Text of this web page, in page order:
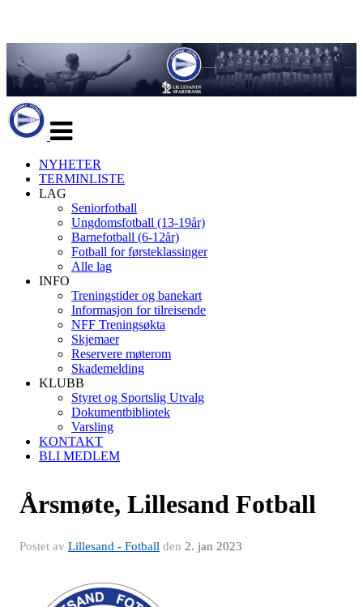
navigasjon
NYHETER
TERMINLISTE
LAG
Seniorfotball
Ungdomsfotball (13-19år)
Barnefotball (6-12år)
Fotball for førsteklassinger
Alle lag
INFO
Treningstider og banekart
Informasjon for tilreisende
NFF Treningsøkta
Skjemaer
Reservere møterom
Skademelding
KLUBB
Styret og Sportslig Utvalg
Dokumentbibliotek
Varsling
KONTAKT
BLI MEDLEM
Årsmøte, Lillesand Fotball
Postet av Lillesand - Fotball den 2. jan 2023